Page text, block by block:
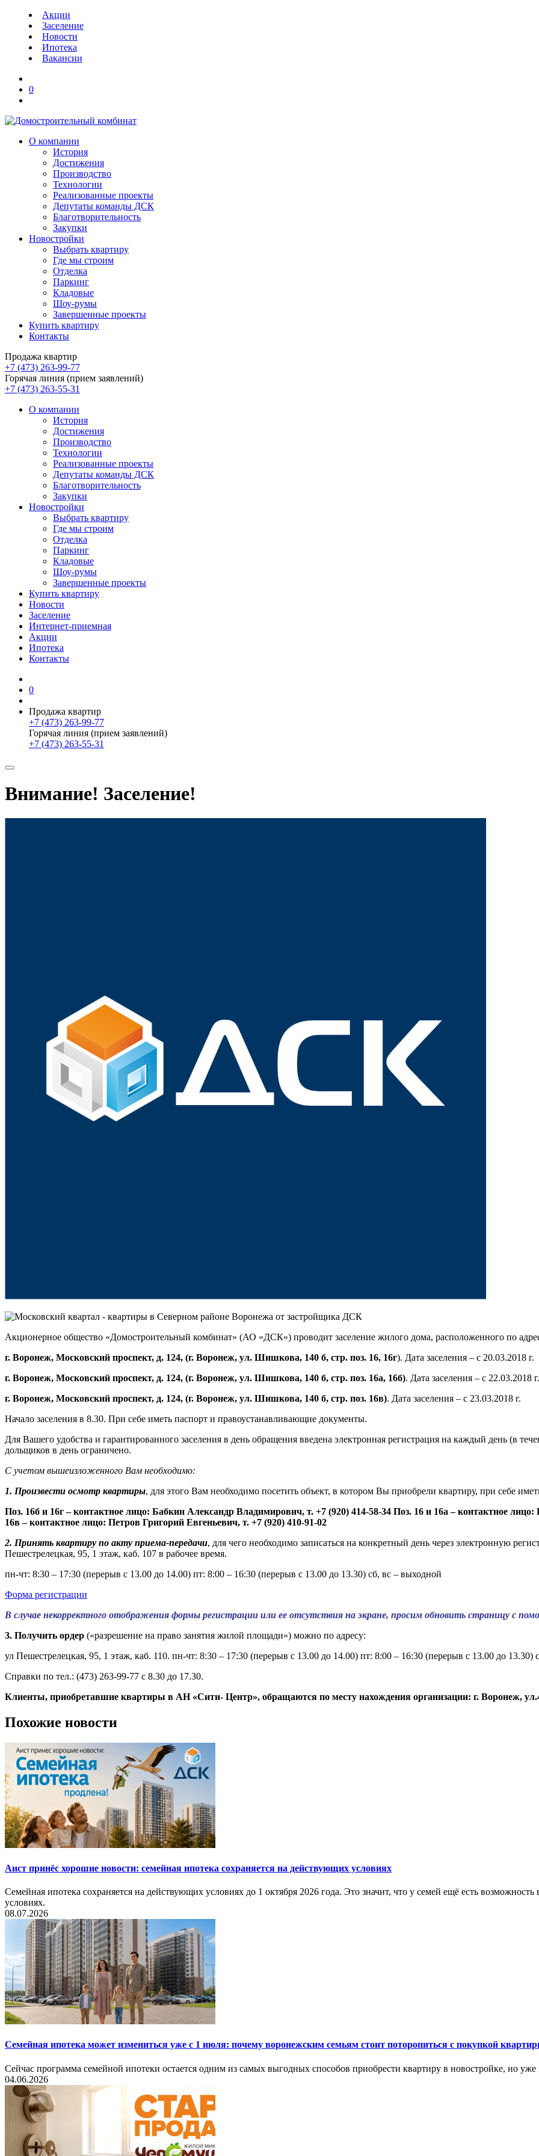
Акции
Заселение
Новости
Ипотека
Вакансии
0
О компании
История
Достижения
Производство
Технологии
Реализованные проекты
Депутаты команды ДСК
Благотворительность
Закупки
Новостройки
Выбрать квартиру
Где мы строим
Отделка
Паркинг
Кладовые
Шоу-румы
Завершенные проекты
Купить квартиру
Контакты
Продажа квартир
+7 (473) 263-99-77
Горячая линия (прием заявлений)
+7 (473) 263-55-31
О компании
История
Достижения
Производство
Технологии
Реализованные проекты
Депутаты команды ДСК
Благотворительность
Закупки
Новостройки
Выбрать квартиру
Где мы строим
Отделка
Паркинг
Кладовые
Шоу-румы
Завершенные проекты
Купить квартиру
Новости
Заселение
Интернет-приемная
Акции
Ипотека
Контакты
0
Продажа квартир
+7 (473) 263-99-77
Горячая линия (прием заявлений)
+7 (473) 263-55-31
Внимание! Заселение!
Акционерное общество «Домостроительный комбинат» (АО «ДСК») проводит заселение жилого дома, расположенного по
г. Воронеж, Московский проспект, д. 124, (г. Воронеж, ул. Шишкова, 140 б, стр. поз. 16, 16г). Дата заселения – с 20.03.2018 г.
г. Воронеж, Московский проспект, д. 124, (г. Воронеж, ул. Шишкова, 140 б, стр. поз. 16а, 16б). Дата заселения – с 22.03.2018 г.
г. Воронеж, Московский проспект, д. 124, (г. Воронеж, ул. Шишкова, 140 б, стр. поз. 16в). Дата заселения – с 23.03.2018 г.
Начало заселения в 8.30. При себе иметь паспорт и правоустанавливающие документы.
Для Вашего удобства и гарантированного заселения в день обращения введена электронная регистрация на каждый день (в
дольщиков в день ограничено.
С учетом вышеизложенного Вам необходимо:
1. Произвести осмотр квартиры, для этого Вам необходимо посетить объект, в котором Вы приобрели квартиру, при себе
Поз. 16б и 16г – контактное лицо: Бабкин Александр Владимирович, т. +7 (920) 414-58-34 Поз. 16 и 16а – контактное
16в – контактное лицо: Петров Григорий Евгеньевич, т. +7 (920) 410-91-02
2. Принять квартиру по акту приема-передачи, для чего необходимо записаться на конкретный день через электронную
Пешестрелецкая, 95, 1 этаж, каб. 107 в рабочее время.
пн-чт: 8:30 – 17:30 (перерыв с 13.00 до 14.00) пт: 8:00 – 16:30 (перерыв с 13.00 до 13.30) сб, вс – выходной
Форма регистрации
В случае некорректного отображения формы регистрации или ее отсутствия на экране, просим обновить страницу с
3. Получить ордер («разрешение на право занятия жилой площади») можно по адресу:
ул Пешестрелецкая, 95, 1 этаж, каб. 110. пн-чт: 8:30 – 17:30 (перерыв с 13.00 до 14.00) пт: 8:00 – 16:30 (перерыв с 13.00 до 13.30)
Справки по тел.: (473) 263-99-77 с 8.30 до 17.30.
Клиенты, приобретавшие квартиры в АН «Сити- Центр», обращаются по месту нахождения организации: г. Воронеж,
Похожие новости
Аист принёс хорошие новости: семейная ипотека сохраняется на действующих условиях
Семейная ипотека сохраняется на действующих условиях до 1 октября 2026 года. Это значит, что у семей ещё есть
условиях.
08.07.2026
Семейная ипотека может измениться уже с 1 июля: почему воронежским семьям стоит поторопиться с покупкой
Сейчас программа семейной ипотеки остается одним из самых выгодных способов приобрести квартиру в новостройке, но
04.06.2026